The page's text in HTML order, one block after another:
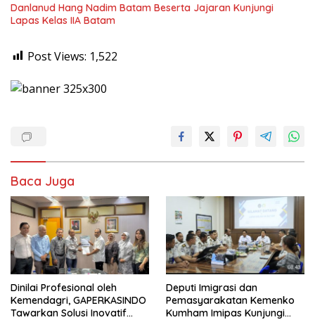
Danlanud Hang Nadim Batam Beserta Jajaran Kunjungi
Lapas Kelas IIA Batam
Post Views: 1,522
Baca Juga
Dinilai Profesional oleh
Kemendagri, GAPERKASINDO
Tawarkan Solusi Inovatif
Deputi Imigrasi dan
Pemasyarakatan Kemenko
Kumham Imipas Kunjungi